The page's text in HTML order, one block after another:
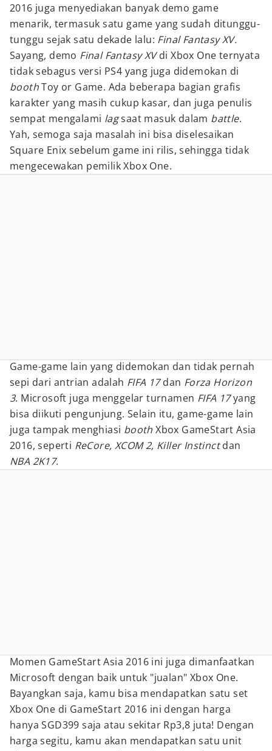
2016 juga menyediakan banyak demo game
menarik, termasuk satu game yang sudah ditunggu-
tunggu sejak satu dekade lalu: Final Fantasy XV.
Sayang, demo Final Fantasy XVdi Xbox One ternyata
tidak sebagus versi PS4 yang juga didemokan di
boothToy or Game. Ada beberapa bagian grafis
karakter yang masih cukup kasar, dan juga penulis
sempat mengalami lagsaat masuk dalam battle.
Yah, semoga saja masalah ini bisa diselesaikan
Square Enix sebelum game ini rilis, sehingga tidak
mengecewakan pemilik Xbox One.
Game-game lain yang didemokan dan tidak pernah
sepi dari antrian adalah FIFA 17dan Forza Horizon
3. Microsoft juga menggelar turnamen FIFA 17yang
bisa diikuti pengunjung. Selain itu, game-game lain
juga tampak menghiasi booth Xbox GameStart Asia
2016, seperti ReCore, XCOM 2, Killer Instinctdan
NBA 2K17.
Momen GameStart Asia 2016 ini juga dimanfaatkan
Microsoft dengan baik untuk "jualan" Xbox One.
Bayangkan saja, kamu bisa mendapatkan satu set
Xbox One di GameStart 2016 ini dengan harga
hanya SGD399 saja atau sekitar Rp3,8 juta! Dengan
harga segitu, kamu akan mendapatkan satu unit